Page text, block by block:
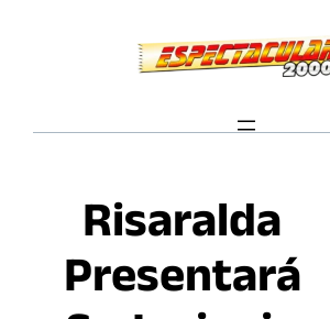
Risaralda
Presentará